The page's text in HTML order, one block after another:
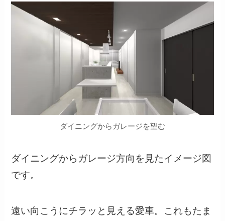
ダイニングからガレージを望む
ダイニングからガレージ方向を見たイメージ図
です。
遠い向こうにチラッと見える愛車。これもたま